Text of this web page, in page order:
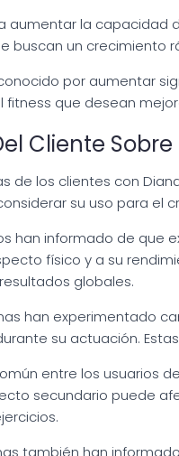
aumentar la capacidad
buscan un crecimiento
por aumentar
fitness que desean
Cliente
de los clientes con
su uso para el
han informado de que
físico y a su
globales.
han experimentado
su actuación.
entre los usuarios
secundario puede
también han